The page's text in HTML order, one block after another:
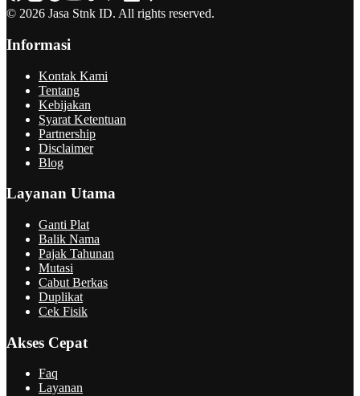
© 2026 Jasa Stnk ID. All rights reserved.
Informasi
Kontak Kami
Tentang
Kebijakan
Syarat Ketentuan
Partnership
Disclaimer
Blog
Layanan Utama
Ganti Plat
Balik Nama
Pajak Tahunan
Mutasi
Cabut Berkas
Duplikat
Cek Fisik
Akses Cepat
Faq
Layanan